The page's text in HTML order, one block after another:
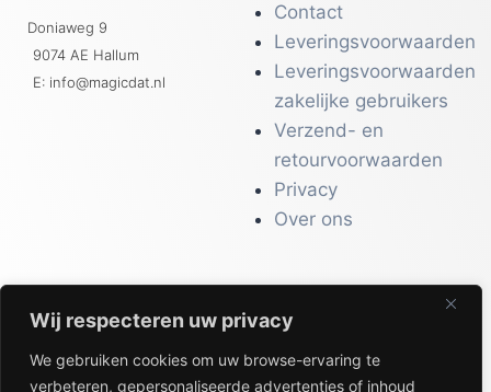
Wij respecteren uw privacy
We gebruiken cookies om uw browse-ervaring te
verbeteren, gepersonaliseerde advertenties of inhoud
Doniaweg 9
9074 AE Hallum
E: info@magicdat.nl
Contact
Leveringsvoorwaarden
Leveringsvoorwaarden
zakelijke gebruikers
Verzend- en
retourvoorwaarden
Privacy
Over ons
CATALOGI
Workwear &